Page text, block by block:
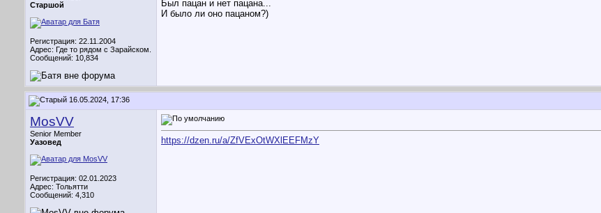
Старшой
Регистрация: 22.11.2004
Адрес: Где то рядом с Зарайском.
Сообщений: 10,834
Был пацан и нет пацана...
И было ли оно пацаном?)
16.05.2024, 17:36
MosVV
Senior Member
Уазовед
Регистрация: 02.01.2023
Адрес: Тольятти
Сообщений: 4,310
https://dzen.ru/a/ZfVExOtWXlEEFMzY